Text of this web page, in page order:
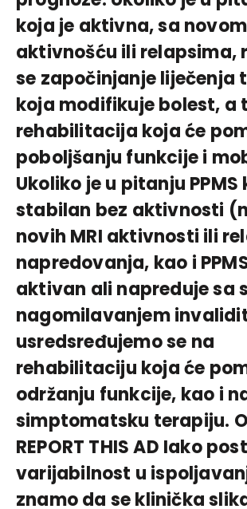
koja je aktivna, sa novom
aktivnošću ili relapsima,
se započinjanje liječenja
koja modifikuje bolest, a
rehabilitacija koja će
poboljšanju funkcije i
Ukoliko je u pitanju PPMS
stabilan bez aktivnosti
novih MRI aktivnosti ili
napredovanja, kao i
aktivan ali napreduje sa
nagomilavanjem
usredsređujemo se na
rehabilitaciju koja će
održanju funkcije, kao i
simptomatsku terapiju.
REPORT THIS AD Iako
varijabilnost u
znamo da se klinička